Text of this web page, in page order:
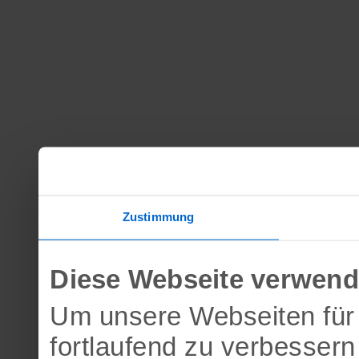
Zustimmung
Diese Webseite
Um unsere Webseiten
fortlaufend zu